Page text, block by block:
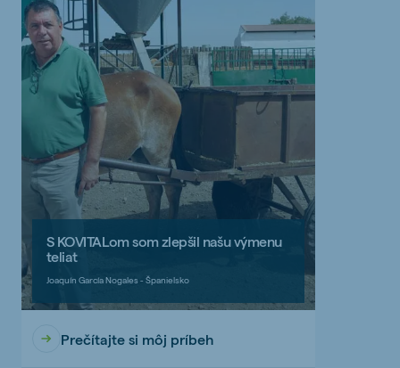
S KOVITALom som zlepšil našu výmenu
teliat
Joaquín García Nogales - Španielsko
Prečítajte si môj príbeh